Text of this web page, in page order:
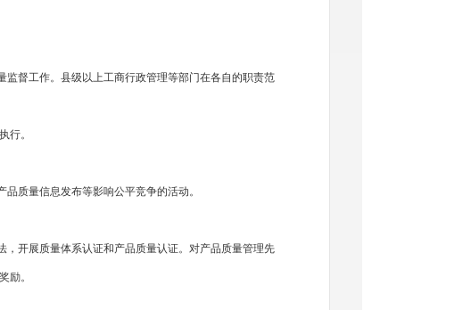
督工作。县级以上工商行政管理等部门在各自的职责范
行。
质量信息发布等影响公平竞争的活动。
开展质量体系认证和产品质量认证。对产品质量管理先
励。